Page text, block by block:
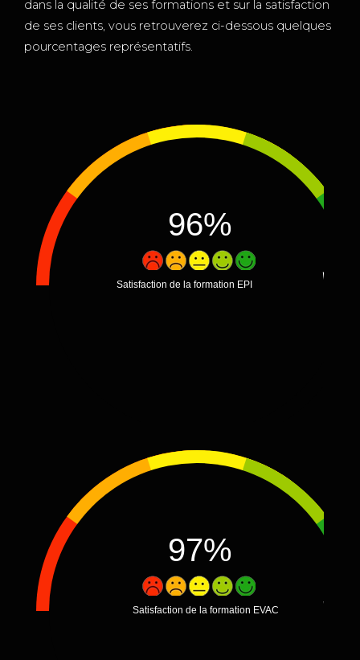
dans la qualité de ses formations et sur la satisfaction
de ses clients, vous retrouverez ci-dessous quelques
pourcentages représentatifs.